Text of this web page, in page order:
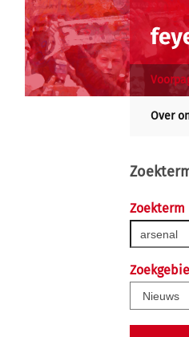
Over
Zoekterm